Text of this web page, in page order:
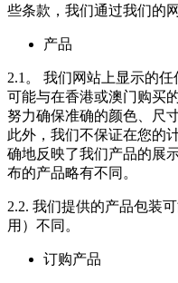
些条款，我们通过我们的
产品
2.1。 我们网站上显示的
可能与在香港或澳门购买
努力确保准确的颜色、尺
此外，我们不保证在您的
确地反映了我们产品的展
布的产品略有不同。
2.2. 我们提供的产品包装
用）不同。
订购产品